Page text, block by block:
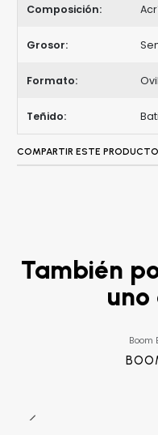
Composición:
Grosor:
Formato:
Teñido:
COMPARTIR ESTE PRODUCTO
También
uno
Boom